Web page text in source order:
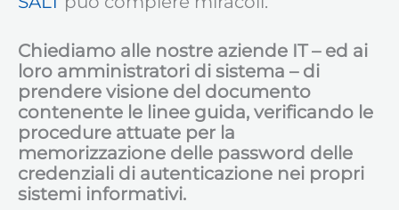
Chiediamo alle nostre aziende IT – ed ai
loro amministratori di sistema – di
prendere visione del documento
contenente le linee guida, verificando le
procedure attuate per la
memorizzazione delle password delle
credenziali di autenticazione nei propri
sistemi informativi.